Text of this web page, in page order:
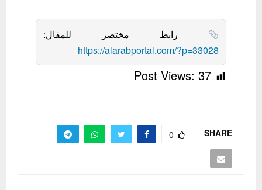
رابط مختصر للمقال:
https://alarabportal.com/?p=33028
Post Views: 37
SHARE
0